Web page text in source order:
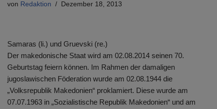
von Redaktion Dezember 18, 2013
Samaras (li.) und Gruevski (re.)
Der makedonische Staat wird am 02.08.2014 seinen 70.
Geburtstag feiern können. Im Rahmen der damaligen
jugoslawischen Föderation wurde am 02.08.1944 die
„Volksrepublik Makedonien“ proklamiert. Diese wurde am
07.07.1963 in „Sozialistische Republik Makedonien“ und am